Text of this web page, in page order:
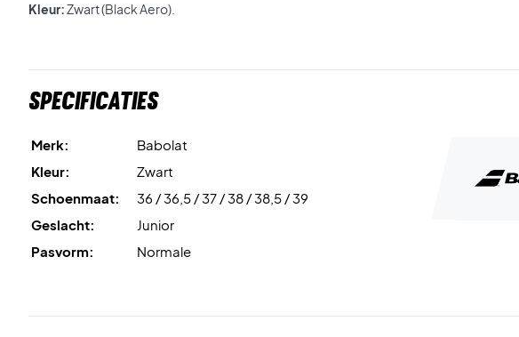
Kleur:Zwart (Black Aero).
Specificaties
Merk:
Babolat
Kleur:
Zwart
Schoenmaat:
36 / 36,5 / 37 / 38 / 38,5 / 39
Geslacht:
Junior
Pasvorm:
Normale